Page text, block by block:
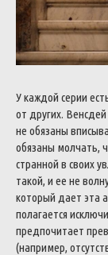
У каждой серии
от других.
не обязаны
обязаны молчать,
странной в своих
такой, и ее не
который дает эта
полагается
предпочитает
(например,